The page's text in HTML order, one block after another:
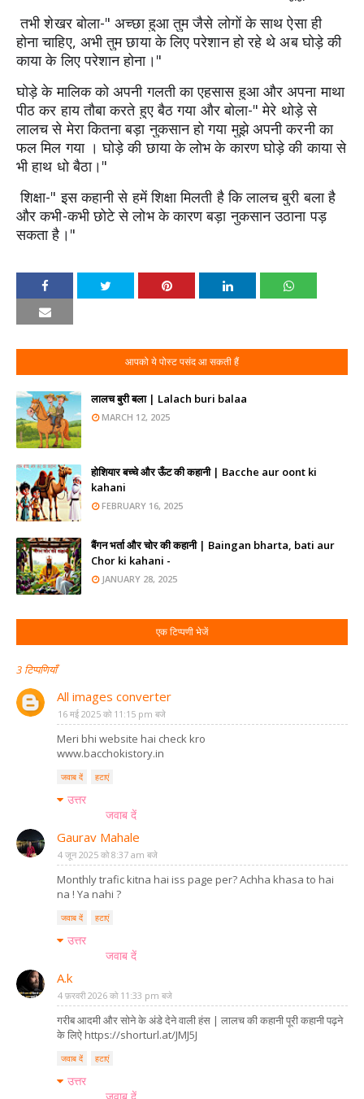
तभी शेखर बोला-" अच्छा हुआ तुम जैसे लोगों के साथ ऐसा ही
होना चाहिए, अभी तुम छाया के लिए परेशान हो रहे थे अब घोड़े की
काया के लिए परेशान होना।"
घोड़े के मालिक को अपनी गलती का एहसास हुआ और अपना माथा
पीठ कर हाय तौबा करते हुए बैठ गया और बोला-" मेरे थोड़े से
लालच से मेरा कितना बड़ा नुकसान हो गया मुझे अपनी करनी का
फल मिल गया । घोड़े की छाया के लोभ के कारण घोड़े की काया से
भी हाथ धो बैठा।"
शिक्षा-" इस कहानी से हमें शिक्षा मिलती है कि लालच बुरी बला है
और कभी-कभी छोटे से लोभ के कारण बड़ा नुकसान उठाना पड़
सकता है।"
आपको ये पोस्ट पसंद आ सकती हैं
लालच बुरी बला | Lalach buri balaa
MARCH 12, 2025
होशियार बच्चे और ऊँट की कहानी | Bacche aur oont ki
kahani
FEBRUARY 16, 2025
बैंगन भर्ता और चोर की कहानी | Baingan bharta, bati aur
Chor ki kahani -
JANUARY 28, 2025
एक टिप्पणी भेजें
3 टिप्पणियाँ
All images converter
16 मई 2025 को 11:15 pm बजे
Meri bhi website hai check kro
www.bacchokistory.in
जवाब दें हटाएं
उत्तर
जवाब दें
Gaurav Mahale
4 जून 2025 को 8:37 am बजे
Monthly trafic kitna hai iss page per? Achha khasa to hai
na ! Ya nahi ?
जवाब दें हटाएं
उत्तर
जवाब दें
A.k
4 फ़रवरी 2026 को 11:33 pm बजे
गरीब आदमी और सोने के अंडे देने वाली हंस | लालच की कहानी पूरी कहानी पढ़ने
के लिऐ https://shorturl.at/JMJ5J
जवाब दें हटाएं
उत्तर